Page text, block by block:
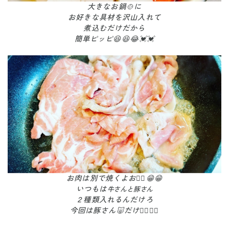
大きなお鍋🍲に
お好きな具材を沢山入れて
煮込むだけだから
簡単ピッピ😆😆😂💓💓
お肉は別で焼くよお✌🏻😁😁
いつもは牛さんと豚さん
２種類入れるんだけろ
今回は豚さん🐷だけ✊🏻✊🏻